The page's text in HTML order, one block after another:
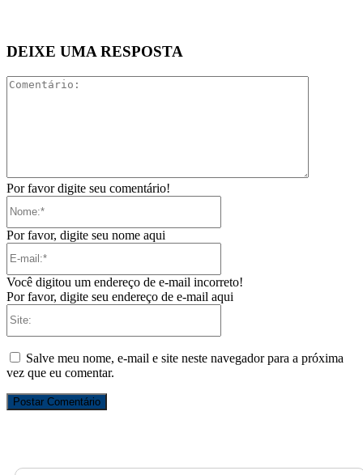
DEIXE UMA RESPOSTA
Por favor digite seu comentário!
Por favor, digite seu nome aqui
Você digitou um endereço de e-mail incorreto!
Por favor, digite seu endereço de e-mail aqui
Salve meu nome, e-mail e site neste navegador para a próxima
vez que eu comentar.